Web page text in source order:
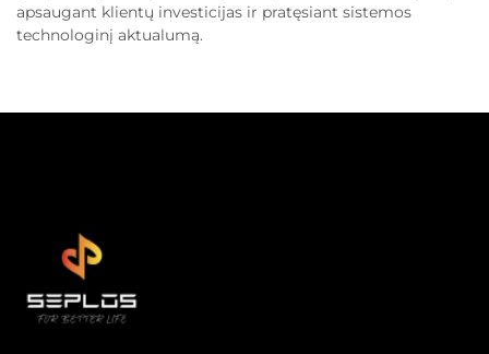
apsaugant klientų investicijas ir pratęsiant sistemos
technologinį aktualumą.